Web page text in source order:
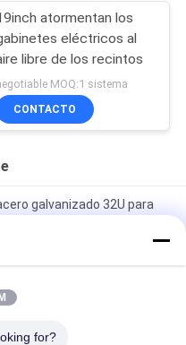
atormentan los
eléctricos al
libre de los recintos
MOQ:1 sistema
CONTACTO
galvanizado 32U para
libre 720×720×1300m m
20u
acondicionado de ESTEL
for?